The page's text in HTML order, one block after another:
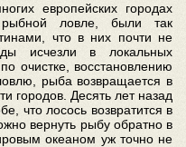
европейских городах
рыбной ловле, были так
что в них почти не
исчезли в локальных
очистке, восстановлению
рыба возвращается в
городов. Десять лет назад
что лосось возвратится в
вернуть рыбу обратно в
океаном уж точно не